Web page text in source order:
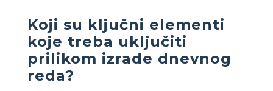
Koji su ključni elementi
koje treba uključiti
prilikom izrade dnevnog
reda?